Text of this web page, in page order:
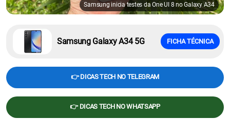
Samsung inicia testes da One UI 8 no Galaxy A34
Samsung Galaxy A34 5G FICHA TÉCNICA
👉 DICAS TECH NO TELEGRAM
👉 DICAS TECH NO WHATSAPP